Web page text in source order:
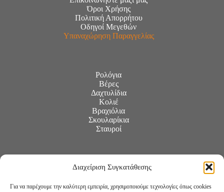
Διαχείριση Συγκατάθεσης
Για να παρέχουμε την καλύτερη εμπειρία, χρησιμοποιούμε τεχνολογίες όπως cookies
Όροι Χρήσης
Πολιτική Απορρήτου
Οδηγοί Μεγεθών
Υπαναχώρηση Παραγγελίας
Ρολόγια
Βέρες
Δαχτυλίδια
Κολιέ
Βραχιόλια
Σκουλαρίκια
Σταυροί